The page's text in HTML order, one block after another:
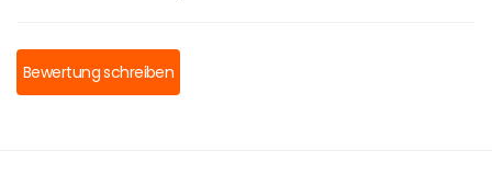
Bewertung schreiben